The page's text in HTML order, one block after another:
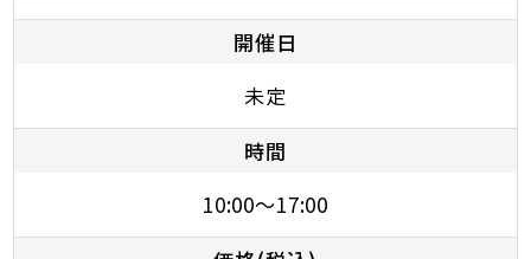
開催日
未定
時間
10:00～17:00